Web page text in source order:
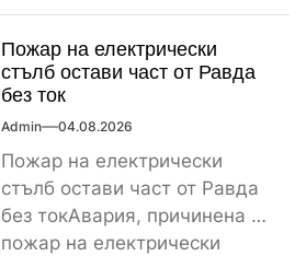
Пожар на електрически
стълб остави част от Равда
без ток
Admin 04.08.2026
Пожар на електрически
стълб остави част от Равда
без токАвария, причинена от
пожар на електрически